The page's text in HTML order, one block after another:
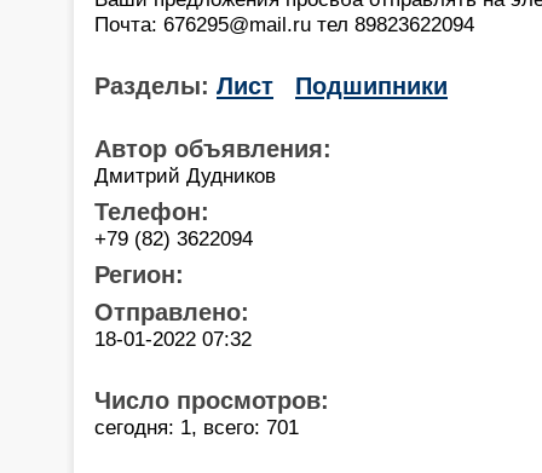
Почта: 676295@mail.ru тел 89823622094
Разделы: Лист Подшипники
Автор объявления:
Дмитрий Дудников
Телефон:
+79 (82) 3622094
Регион:
Отправлено:
18-01-2022 07:32
Число просмотров:
сегодня: 1, всего: 701